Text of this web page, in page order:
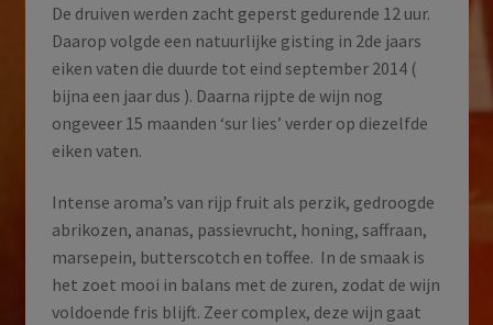
De druiven werden zacht geperst gedurende 12 uur.
Daarop volgde een natuurlijke gisting in 2de jaars
eiken vaten die duurde tot eind september 2014 (
bijna een jaar dus ). Daarna rijpte de wijn nog
ongeveer 15 maanden ‘sur lies’ verder op diezelfde
eiken vaten.
Intense aroma’s van rijp fruit als perzik, gedroogde
abrikozen, ananas, passievrucht, honing, saffraan,
marsepein, butterscotch en toffee. In de smaak is
het zoet mooi in balans met de zuren, zodat de wijn
voldoende fris blijft. Zeer complex, deze wijn gaat